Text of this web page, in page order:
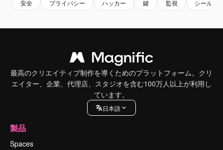
安全 プライバシー ハッカー 鍵 監視 シールド
最高のクリエイティブ制作を導くためのプラットフォーム。クリ
エイター、企業、代理店、スタジオを含む100万人以上が利用し
ています。
日本語
製品
Spaces